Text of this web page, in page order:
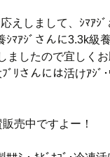
えしまして、ｼﾏｱｼﾞ
ﾏｱｼﾞさんに3.3k級
ましたので宜しくお
ﾞﾘさんには活けｱｼﾞ
売中ですよー！